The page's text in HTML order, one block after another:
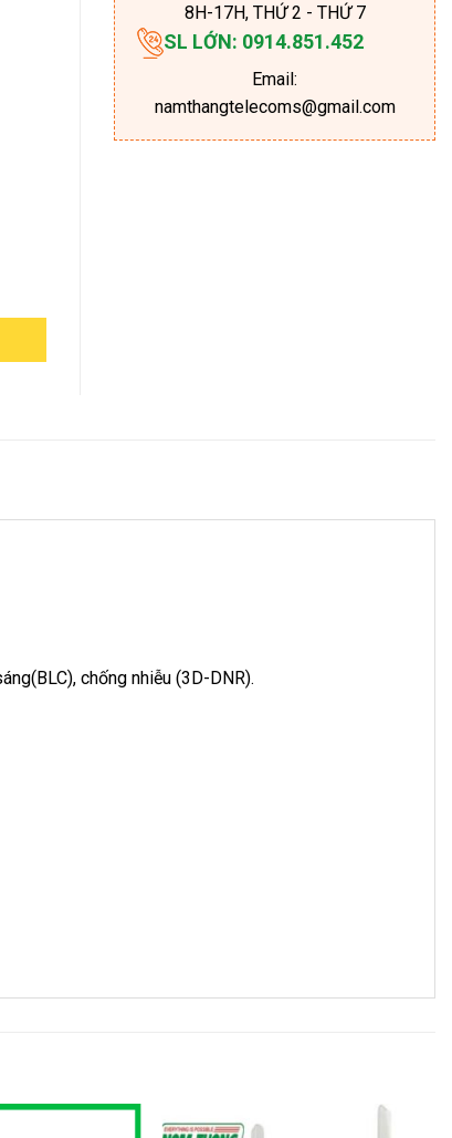
8H-17H, THỨ 2 - THỨ 7
SL LỚN: 0914.851.452
Email:
namthangtelecoms@gmail.com
chống nhiễu (3D-DNR).